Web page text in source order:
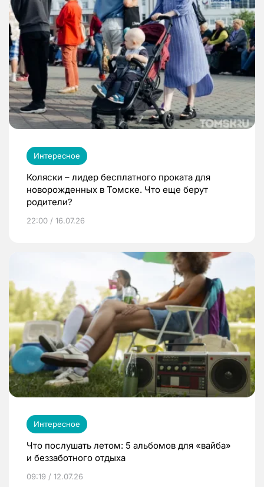
Интересное
Коляски – лидер бесплатного проката для
новорожденных в Томске. Что еще берут
родители?
22:00 / 16.07.26
Интересное
Что послушать летом: 5 альбомов для «вайба»
и беззаботного отдыха
09:19 / 12.07.26